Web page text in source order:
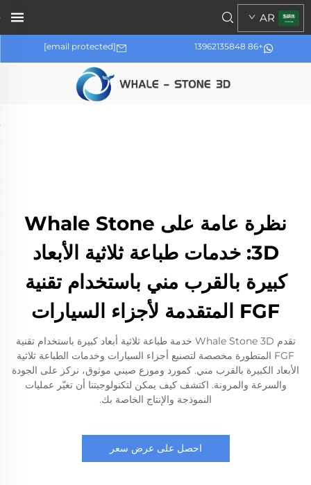
+86 13962135848
[email protected]
AR
نظرة عامة على Whale Stone
3D: خدمات طباعة ثلاثية الأبعاد
كبيرة بالقرب مني باستخدام تقنية
FGF المتقدمة لأجزاء السيارات
تقدم Whale Stone 3D خدمة طباعة ثلاثية أبعاد كبيرة باستخدام تقنية
FGF المتطورة مخصصة لتصنيع أجزاء السيارات وخدمات الطباعة ثلاثية
الأبعاد الكبيرة بالقرب مني. كمورد وموزع صيني موثوق، نركز على الجودة
والسرعة والمرونة. اكتشف كيف يمكن لتكنولوجيتنا أن تغيّر عمليات
النموذجة والإنتاج الخاصة بك.
احصل على عرض سعر